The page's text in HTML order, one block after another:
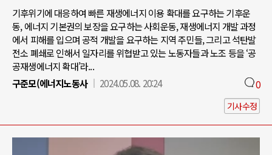
기후위기에 대응하여 빠른 재생에너지 이용 확대를 요구하는 기후운
동, 에너지 기본권의 보장을 요구하는 사회운동, 재생에너지 개발 과정
에서 피해를 입으며 공적 개발을 요구하는 지역 주민들, 그리고 석탄발
전소 폐쇄로 인해서 일자리를 위협받고 있는 노동자들과 노조 등을 ‘공
공재생에너지 확대’라...
구준모(에너지노동사
2024.05.08. 20:24 0
기사수정